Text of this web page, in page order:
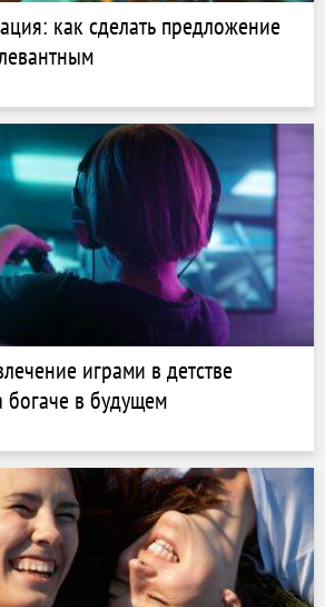
как сделать предложение
играми в детстве
богаче в будущем